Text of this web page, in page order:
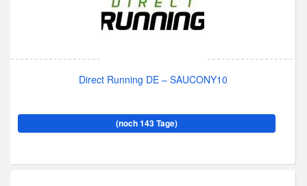
Direct Running DE – SAUCONY10
(noch 143 Tage)